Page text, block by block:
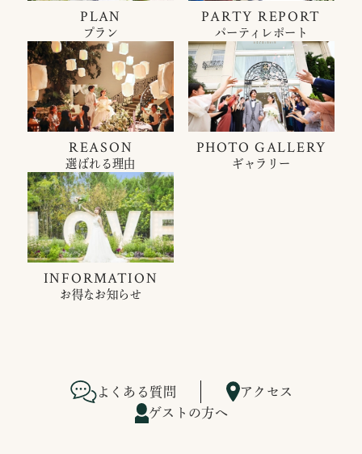
PLAN
プラン
PARTY REPORT
パーティレポート
REASON
選ばれる理由
PHOTO GALLERY
ギャラリー
INFORMATION
お得なお知らせ
よくある質問
アクセス
ゲストの方へ